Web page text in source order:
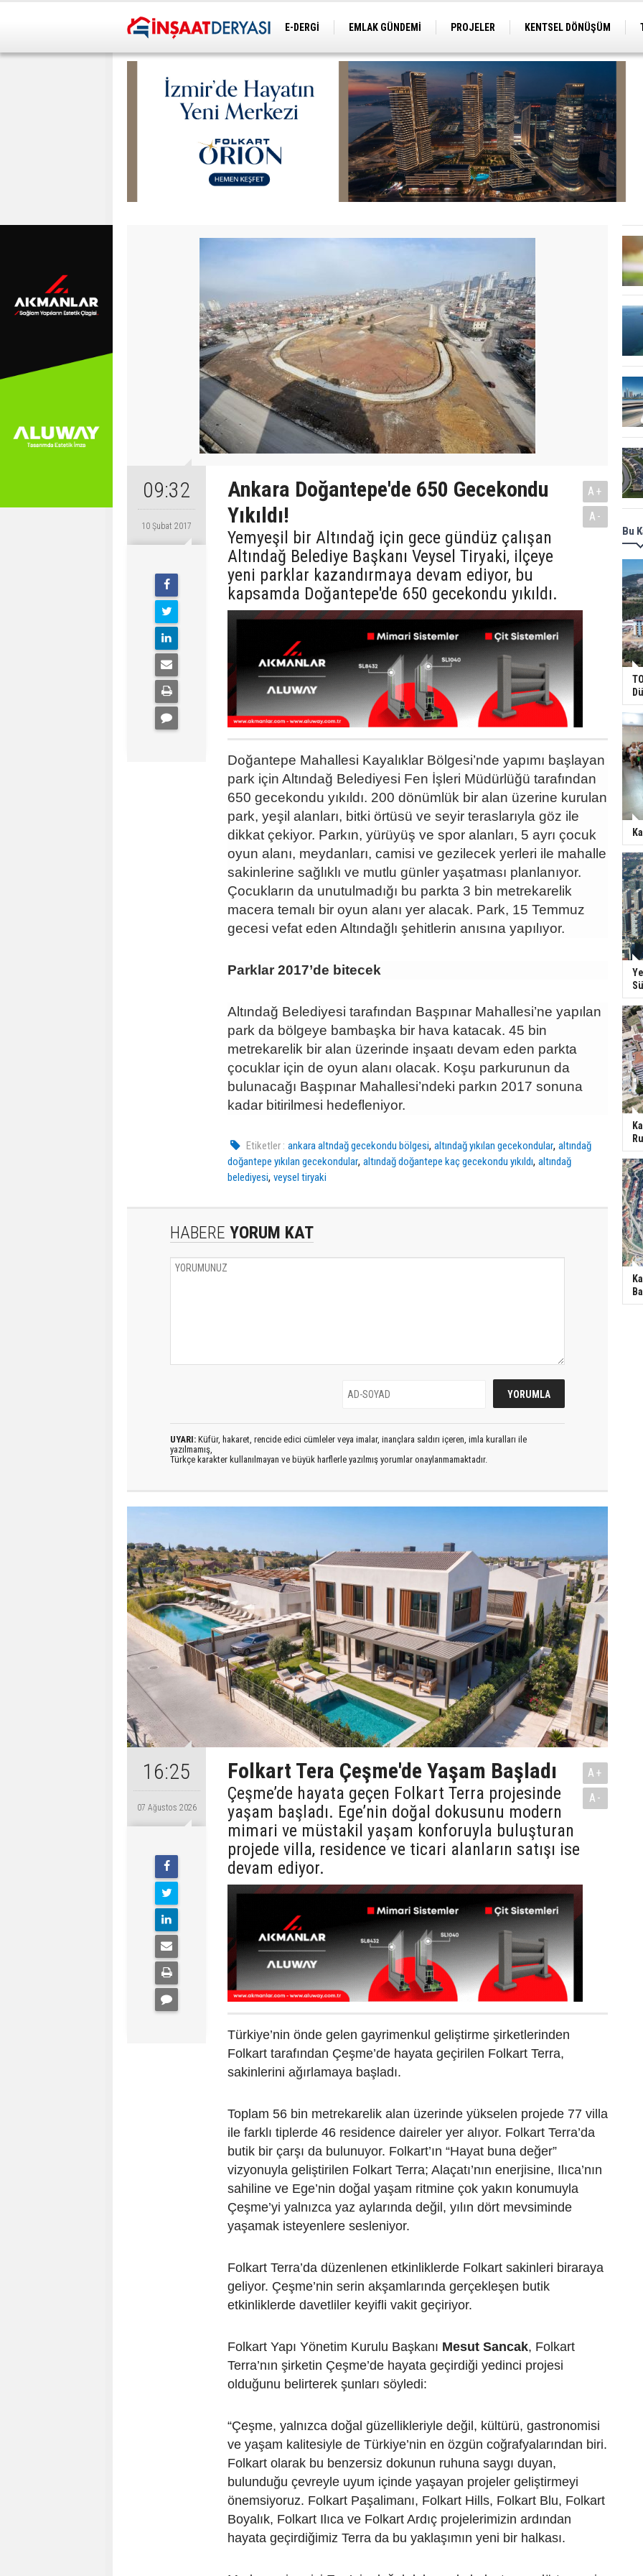
E-DERGİ EMLAK GÜNDEMİ PROJELER KENTSEL DÖNÜŞÜM
09:32
10 Şubat 2017
Ankara Doğantepe'de 650 Gecekondu
Yıkıldı!
Yemyeşil bir Altındağ için gece gündüz çalışan
Altındağ Belediye Başkanı Veysel Tiryaki, ilçeye
yeni parklar kazandırmaya devam ediyor, bu
kapsamda Doğantepe'de 650 gecekondu yıkıldı.
A+
A-
Doğantepe Mahallesi Kayalıklar Bölgesi’nde yapımı başlayan
park için Altındağ Belediyesi Fen İşleri Müdürlüğü tarafından
650 gecekondu yıkıldı. 200 dönümlük bir alan üzerine kurulan
park, yeşil alanları, bitki örtüsü ve seyir teraslarıyla göz ile
dikkat çekiyor. Parkın, yürüyüş ve spor alanları, 5 ayrı çocuk
oyun alanı, meydanları, camisi ve gezilecek yerleri ile mahalle
sakinlerine sağlıklı ve mutlu günler yaşatması planlanıyor.
Çocukların da unutulmadığı bu parkta 3 bin metrekarelik
macera temalı bir oyun alanı yer alacak. Park, 15 Temmuz
gecesi vefat eden Altındağlı şehitlerin anısına yapılıyor.
Parklar 2017’de bitecek
Altındağ Belediyesi tarafından Başpınar Mahallesi’ne yapılan
park da bölgeye bambaşka bir hava katacak. 45 bin
metrekarelik bir alan üzerinde inşaatı devam eden parkta
çocuklar için de oyun alanı olacak. Koşu parkurunun da
bulunacağı Başpınar Mahallesi’ndeki parkın 2017 sonuna
kadar bitirilmesi hedefleniyor.
Etiketler : ankara altndağ gecekondu bölgesi,altındağ yıkılan gecekondular,altındağ
doğantepe yıkılan gecekondular, altındağ doğantepe kaç gecekondu yıkıldı, altındağ
belediyesi, veysel tiryaki
HABERE YORUM KAT
UYARI: Küfür, hakaret, rencide edici cümleler veya imalar, inançlara saldırı içeren, imla kuralları ile
yazılmamış,
Türkçe karakter kullanılmayan ve büyük harflerle yazılmış yorumlar onaylanmamaktadır.
16:25
07 Ağustos 2026
Folkart Tera Çeşme'de Yaşam Başladı
Çeşme’de hayata geçen Folkart Terra projesinde
yaşam başladı. Ege’nin doğal dokusunu modern
mimari ve müstakil yaşam konforuyla buluşturan
projede villa, residence ve ticari alanların satışı ise
devam ediyor.
A+
A-
Türkiye’nin önde gelen gayrimenkul geliştirme şirketlerinden
Folkart tarafından Çeşme’de hayata geçirilen Folkart Terra,
sakinlerini ağırlamaya başladı.
Toplam 56 bin metrekarelik alan üzerinde yükselen projede 77 villa
ile farklı tiplerde 46 residence daireler yer alıyor. Folkart Terra’da
butik bir çarşı da bulunuyor. Folkart’ın “Hayat buna değer”
vizyonuyla geliştirilen Folkart Terra; Alaçatı’nın enerjisine, Ilıca’nın
sahiline ve Ege’nin doğal yaşam ritmine çok yakın konumuyla
Çeşme’yi yalnızca yaz aylarında değil, yılın dört mevsiminde
yaşamak isteyenlere sesleniyor.
Folkart Terra’da düzenlenen etkinliklerde Folkart sakinleri biraraya
geliyor. Çeşme’nin serin akşamlarında gerçekleşen butik
etkinliklerde davetliler keyifli vakit geçiriyor.
Folkart Yapı Yönetim Kurulu Başkanı Mesut Sancak, Folkart
Terra’nın şirketin Çeşme’de hayata geçirdiği yedinci projesi
olduğunu belirterek şunları söyledi:
“Çeşme, yalnızca doğal güzellikleriyle değil, kültürü, gastronomisi
ve yaşam kalitesiyle de Türkiye’nin en özgün coğrafyalarından biri.
Folkart olarak bu benzersiz dokunun ruhuna saygı duyan,
bulunduğu çevreyle uyum içinde yaşayan projeler geliştirmeyi
önemsiyoruz. Folkart Paşalimanı, Folkart Hills, Folkart Blu, Folkart
Boyalık, Folkart Ilıca ve Folkart Ardıç projelerimizin ardından
hayata geçirdiğimiz Terra da bu yaklaşımın yeni bir halkası.
Bu